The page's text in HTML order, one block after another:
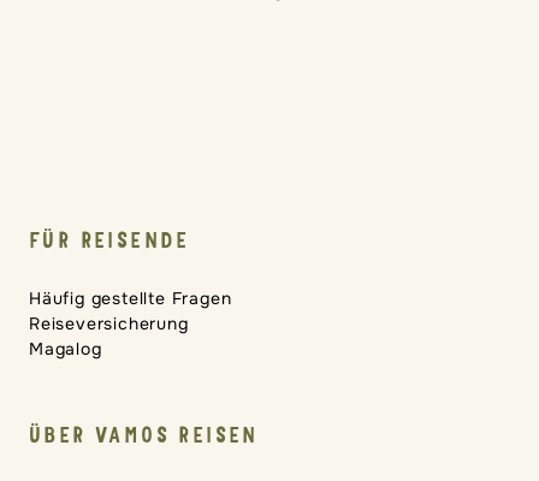
FÜR REISENDE
Häufig gestellte Fragen
Reiseversicherung
Magalog
ÜBER VAMOS REISEN